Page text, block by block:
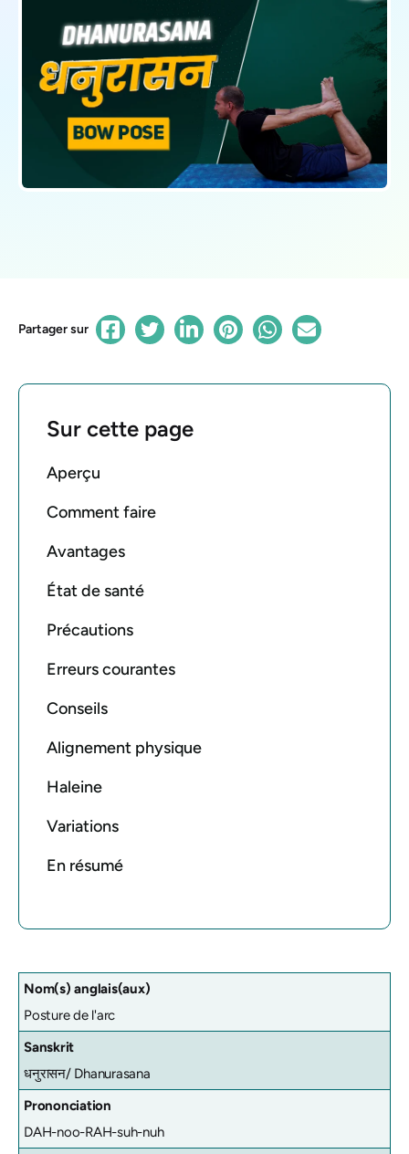
Partager sur
Sur cette page
Aperçu
Comment faire
Avantages
État de santé
Précautions
Erreurs courantes
Conseils
Alignement physique
Haleine
Variations
En résumé
Nom(s) anglais(aux)
Posture de l'arc
Sanskrit
धनुरासन/ Dhanurasana
Prononciation
DAH-noo-RAH-suh-nuh